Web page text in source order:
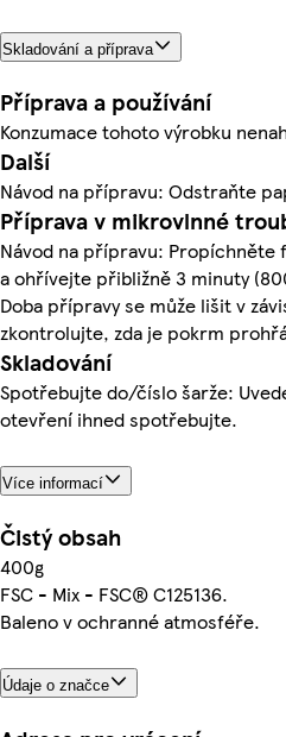
Skladování a příprava
Příprava a používání
Konzumace tohoto výrobku
Další
Návod na přípravu: Odstraňte
Příprava v mikrovlnné
Návod na přípravu:
a ohřívejte přibližně 3 minuty
Doba přípravy se může lišit v
zkontrolujte, zda je pokrm
Skladování
Spotřebujte do/číslo šarže:
otevření ihned spotřebujte.
Více informací
Čistý obsah
400g
FSC - Mix - FSC® C125136.
Baleno v ochranné atmosféře.
Údaje o značce